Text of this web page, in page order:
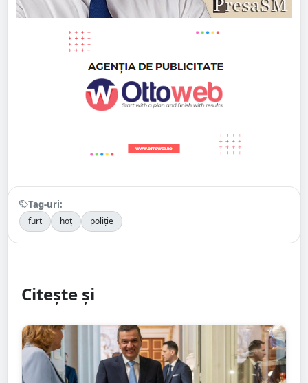
Tag-uri:
furt hoț poliție
Citește și